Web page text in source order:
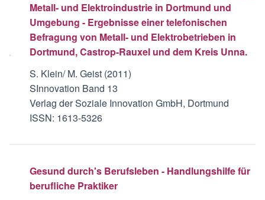
Metall- und Elektroindustrie in Dortmund und
Umgebung - Ergebnisse einer telefonischen
Befragung von Metall- und Elektrobetrieben in
Dortmund, Castrop-Rauxel und dem Kreis Unna.
S. Klein/ M. Geist (2011)
SInnovation Band 13
Verlag der Soziale Innovation GmbH, Dortmund
ISSN: 1613-5326
Gesund durch's Berufsleben - Handlungshilfe für
berufliche Praktiker